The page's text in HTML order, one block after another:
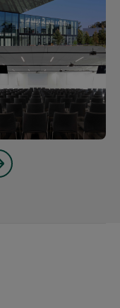
suivante<